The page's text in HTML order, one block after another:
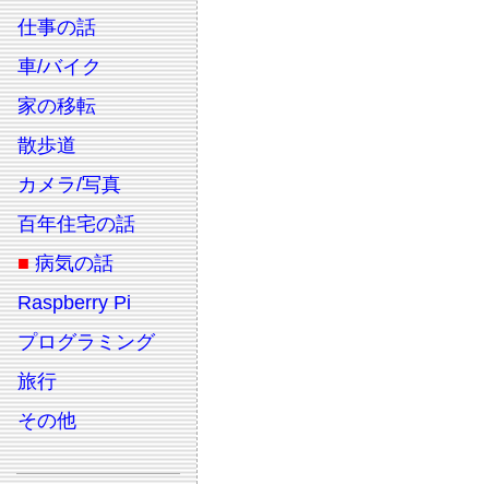
仕事の話
車/バイク
家の移転
散歩道
カメラ/写真
百年住宅の話
■ 病気の話
Raspberry Pi
プログラミング
旅行
その他